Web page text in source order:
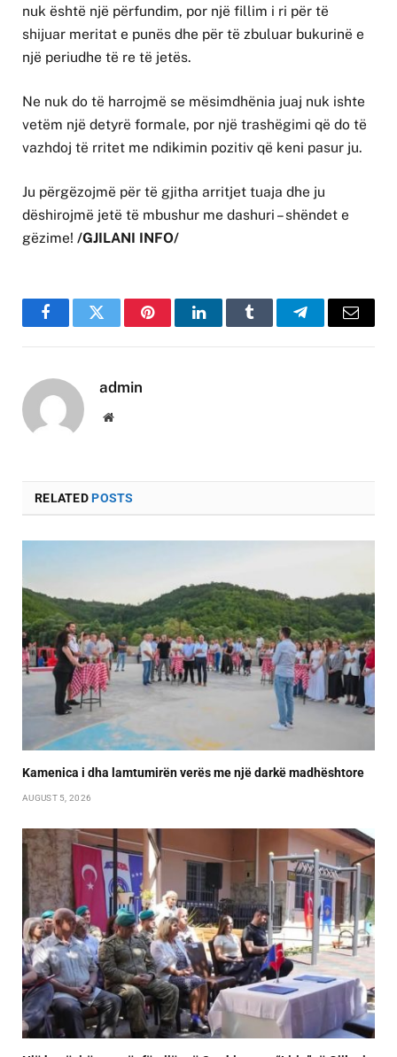
nuk është një përfundim, por një fillim i ri për të
shijuar meritat e punës dhe për të zbuluar bukurinë e
një periudhe të re të jetës.
Ne nuk do të harrojmë se mësimdhënia juaj nuk ishte
vetëm një detyrë formale, por një trashëgimi që do të
vazhdoj të rritet me ndikimin pozitiv që keni pasur ju.
Ju përgëzojmë për të gjitha arritjet tuaja dhe ju
dëshirojmë jetë të mbushur me dashuri – shëndet e
gëzime! /GJILANI INFO/
FacebookTwitter PinterestLinkedInTumblr TelegramEmail
admin
Website
RELATEDPOSTS
Kamenica i dha lamtumirën verës me një darkë madhështore
AUGUST 5, 2026